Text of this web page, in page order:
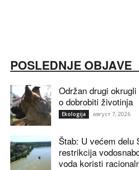
POSLEDNJE OBJAVE
Održan drugi
o dobrobiti životinja
Ekologija август 7, 2026
Štab: U većem delu
restrikcija
voda koristi